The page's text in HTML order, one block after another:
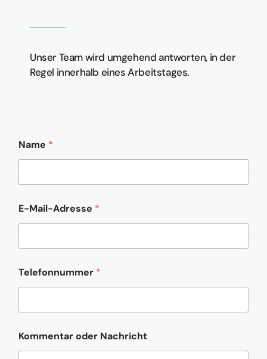
Unser Team wird umgehend antworten, in der
Regel innerhalb eines Arbeitstages.
o
m
e
t
a
r
o
m
E
-
Name *
E-Mail-Adresse *
Telefonnummer *
Kommentar oder Nachricht